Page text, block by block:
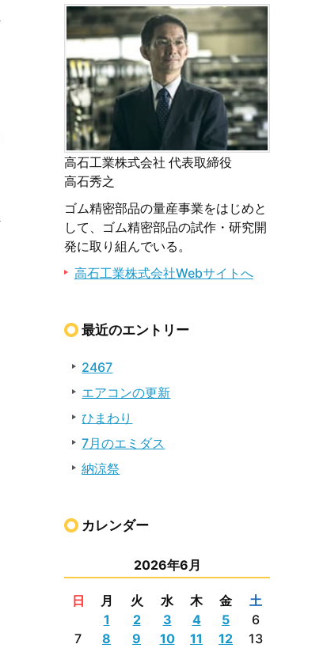
高石工業株式会社 代表取締役
高石秀之
ゴム精密部品の量産事業をはじめと
して、ゴム精密部品の試作・研究開
発に取り組んでいる。
高石工業株式会社Webサイトへ
最近のエントリー
2467
エアコンの更新
ひまわり
7月のエミダス
納涼祭
カレンダー
2026年6月
日 月 火 水 木 金
土
1
2 3 4 5
6
7
8 9 10 11 12
13